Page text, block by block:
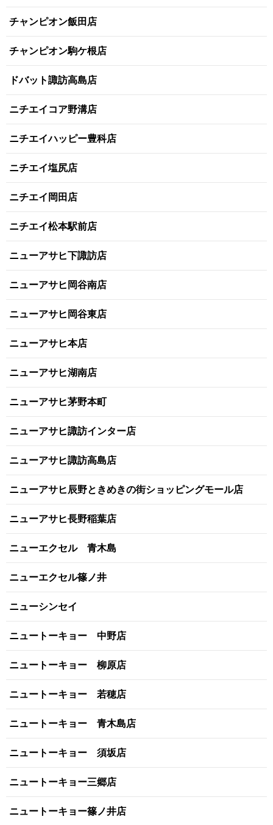
チャンピオン飯田店
チャンピオン駒ケ根店
ドバット諏訪高島店
ニチエイコア野溝店
ニチエイハッピー豊科店
ニチエイ塩尻店
ニチエイ岡田店
ニチエイ松本駅前店
ニューアサヒ下諏訪店
ニューアサヒ岡谷南店
ニューアサヒ岡谷東店
ニューアサヒ本店
ニューアサヒ湖南店
ニューアサヒ茅野本町
ニューアサヒ諏訪インター店
ニューアサヒ諏訪高島店
ニューアサヒ辰野ときめきの街ショッピングモール店
ニューアサヒ長野稲葉店
ニューエクセル 青木島
ニューエクセル篠ノ井
ニューシンセイ
ニュートーキョー 中野店
ニュートーキョー 柳原店
ニュートーキョー 若穂店
ニュートーキョー 青木島店
ニュートーキョー 須坂店
ニュートーキョー三郷店
ニュートーキョー篠ノ井店